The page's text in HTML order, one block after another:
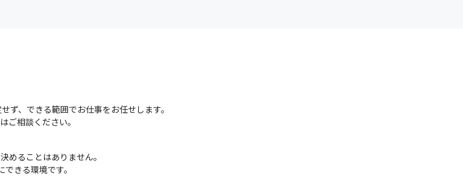
ず、できる範囲でお仕事をお任せします。
ご相談ください。
めることはありません。
きる環境です。